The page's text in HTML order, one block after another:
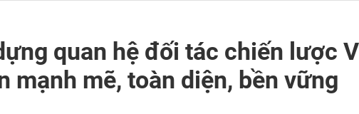
quan hệ đối tác chiến lược
mạnh mẽ, toàn diện, bền vững